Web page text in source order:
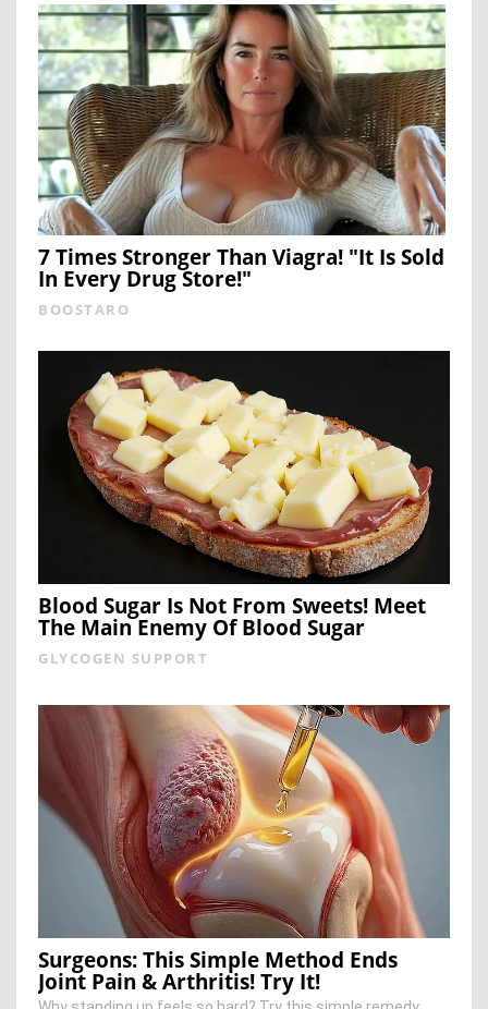
7 Times Stronger Than Viagra! "It Is Sold
In Every Drug Store!"
BOOSTARO
Blood Sugar Is Not From Sweets! Meet
The Main Enemy Of Blood Sugar
GLYCOGEN SUPPORT
Surgeons: This Simple Method Ends
Joint Pain & Arthritis! Try It!